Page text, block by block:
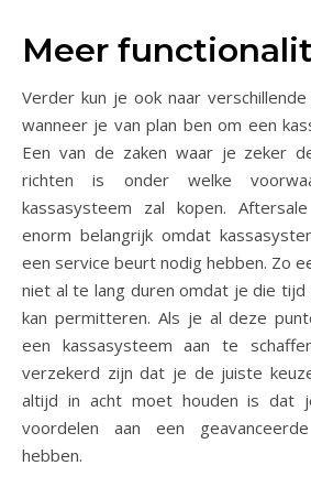
Meer
Verder kun je ook naar
wanneer je van plan ben om een
Een van de zaken waar je zeker
richten is onder welke
kassasysteem zal kopen.
enorm belangrijk omdat
een service beurt nodig hebben. Zo
niet al te lang duren omdat je die tijd
kan permitteren. Als je al deze
een kassasysteem aan te
verzekerd zijn dat je de juiste
altijd in acht moet houden is dat
voordelen aan een
hebben.